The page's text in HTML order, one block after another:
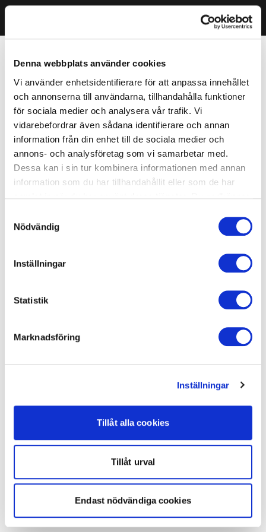
Denna webbplats använder cookies
Vi använder enhetsidentifierare för att anpassa innehållet
och annonserna till användarna, tillhandahålla funktioner
för sociala medier och analysera vår trafik. Vi
vidarebefordrar även sådana identifierare och annan
information från din enhet till de sociala medier och
annons- och analysföretag som vi samarbetar med.
Dessa kan i sin tur kombinera informationen med annan
information som du har tillhandahållit eller som de har
Nödvändig
Inställningar
Statistik
Marknadsföring
Inställningar
Tillåt alla cookies
Tillåt urval
Endast nödvändiga cookies